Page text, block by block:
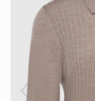
галереям
изображений